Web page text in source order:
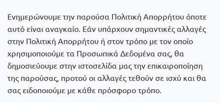
Ενημερώνουμε την παρούσα Πολιτική Απορρήτου όποτε
αυτό είναι αναγκαίο. Εάν υπάρχουν σημαντικές αλλαγές
στην Πολιτική Απορρήτου ή στον τρόπο με τον οποίο
χρησιμοποιούμε τα Προσωπικά Δεδομένα σας, θα
δημοσιεύουμε στην ιστοσελίδα μας την επικαιροποίηση
της παρούσας, προτού οι αλλαγές τεθούν σε ισχύ και θα
σας ειδοποιούμε με κάθε πρόσφορο τρόπο.